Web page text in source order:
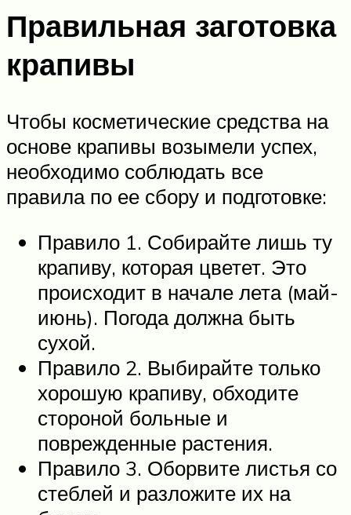
Правильная заготовка
крапивы
Чтобы косметические средства на
основе крапивы возымели успех,
необходимо соблюдать все
правила по ее сбору и подготовке:
Правило 1. Собирайте лишь ту
крапиву, которая цветет. Это
происходит в начале лета (май-
июнь). Погода должна быть
сухой.
Правило 2. Выбирайте только
хорошую крапиву, обходите
стороной больные и
поврежденные растения.
Правило 3. Оборвите листья со
стеблей и разложите их на